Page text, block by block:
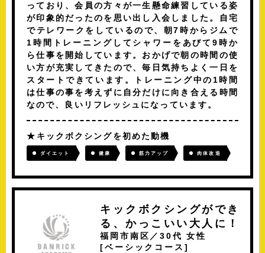
っており、会員の方々が一生懸命練習している姿
が印象的だったのを思い出し入会しました。自宅
でテレワークをしているので、朝7時からジムで
1時間トレーニングしてシャワーをあびて9時か
ら仕事を開始しています。おかげで朝の時間の使
い方が充実してきたので、毎日気持ちよく一日を
スタートできています。トレーニング中の1時間
は仕事の事を考えずに自分だけに向き合える時間
なので、良いリフレッシュになっています。
キックボクシングを初めた動機
ダイエット 健康 筋力アップ 肉体改造
キックボクシングができ
る、かっこいい大人に！
福岡市南区／30代 女性
[ベーシックコース ]